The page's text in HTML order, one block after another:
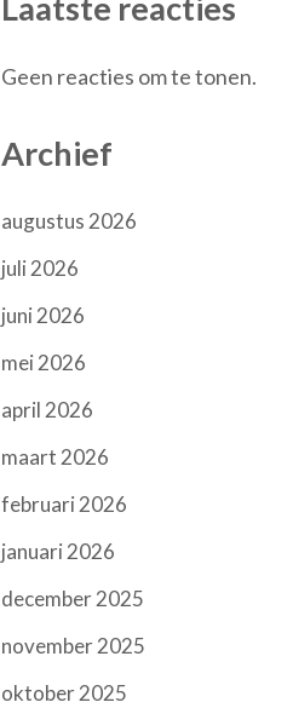
Laatste reacties
Geen reacties om te tonen.
Archief
augustus 2026
juli 2026
juni 2026
mei 2026
april 2026
maart 2026
februari 2026
januari 2026
december 2025
november 2025
oktober 2025